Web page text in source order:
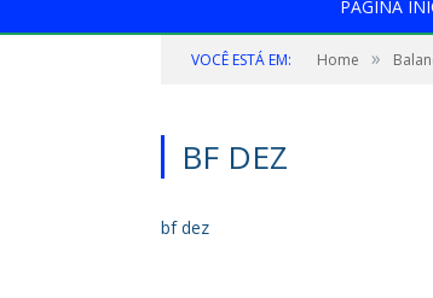
PÁGINA
VOCÊ ESTÁ EM: Home »
BF DEZ
bf dez